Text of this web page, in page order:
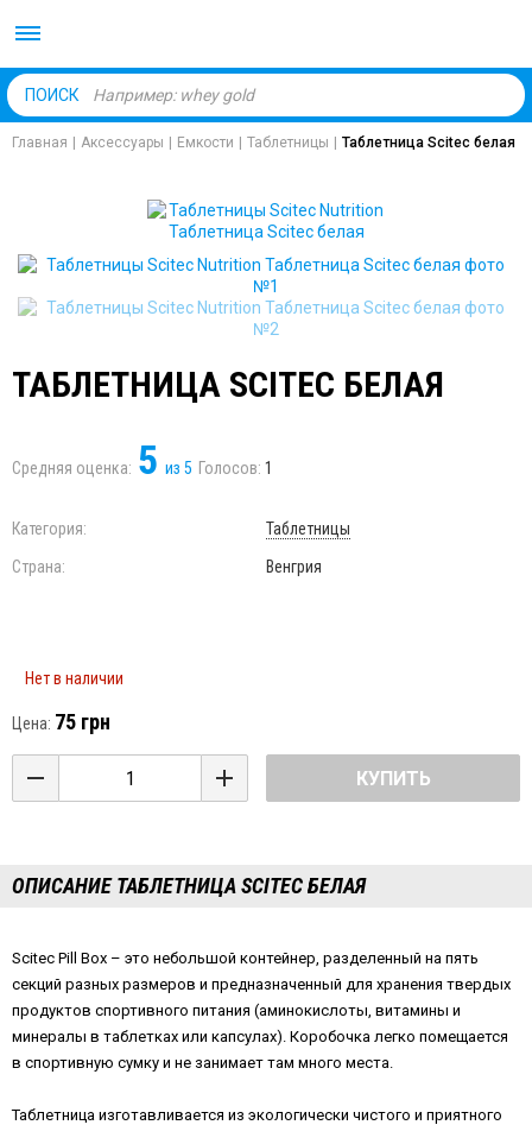
ПОИСК
Главная Аксессуары Емкости Таблетницы Таблетница Scitec белая
ТАБЛЕТНИЦА SCITEC БЕЛАЯ
Средняя оценка: 5 из 5 Голосов: 1
Категория:
Таблетницы
Страна:
Венгрия
Нет в наличии
Цена: 75 грн
КУПИТЬ
ОПИСАНИЕ ТАБЛЕТНИЦА SCITEC БЕЛАЯ
Scitec Pill Box – это небольшой контейнер, разделенный на пять
секций разных размеров и предназначенный для хранения твердых
продуктов спортивного питания (аминокислоты, витамины и
минералы в таблетках или капсулах). Коробочка легко помещается
в спортивную сумку и не занимает там много места.
Таблетница изготавливается из экологически чистого и приятного